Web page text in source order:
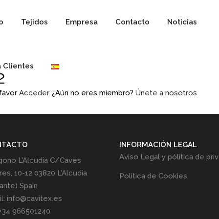
Tejidos Empresa Contacto Noticias
Clientes
Acceder. ¿Aún no eres miembro? Únete a nosotros
L'Alcudia C/Caves
10-12 03820 L'Alcudia
Spain
info@cavitex.es
966501240
INFORMACIÓN LEGAL
Aviso Legal y pólitica de
Politica de Cookies